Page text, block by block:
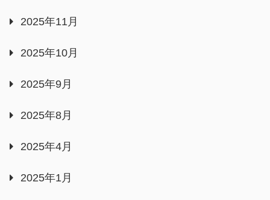
2025年11月
2025年10月
2025年9月
2025年8月
2025年4月
2025年1月